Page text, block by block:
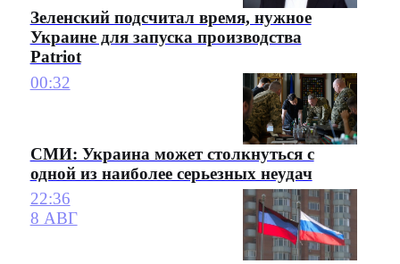
Зеленский подсчитал время, нужное
Украине для запуска производства
Patriot
00:32
СМИ: Украина может столкнуться с
одной из наиболее серьезных неудач
22:36
8 АВГ